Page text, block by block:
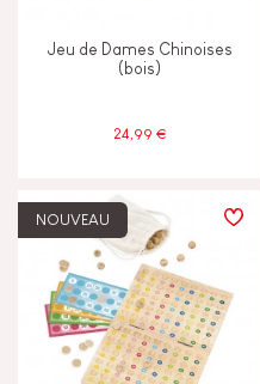
Jeu de Dames Chinoises
(bois)
24,99 €
NOUVEAU